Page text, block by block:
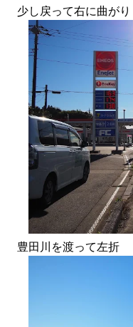
少し戻って右に曲がり
豊田川を渡って左折